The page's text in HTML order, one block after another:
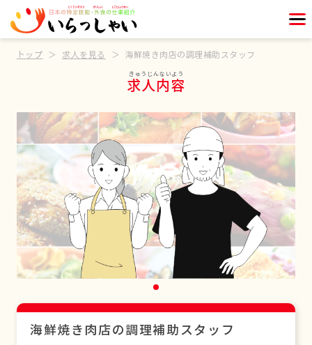
トップ 求人を見る 海鮮焼き肉店の調理補助スタッフ
求人内容
海鮮焼き肉店の調理補助スタッフ